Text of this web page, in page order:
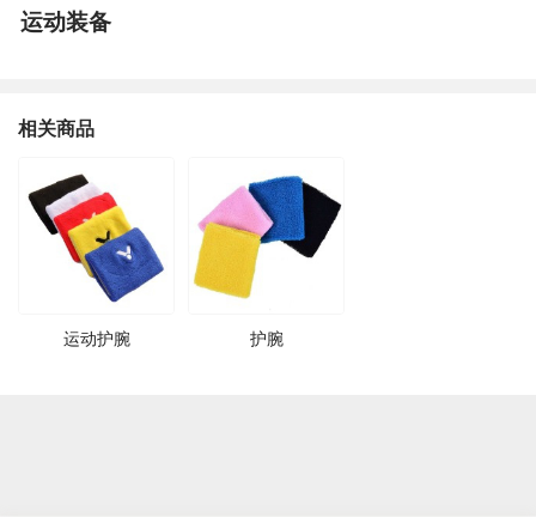
运动装备
相关商品
运动护腕 护腕